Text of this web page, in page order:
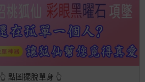
👆 點圖擺脫單身 👆